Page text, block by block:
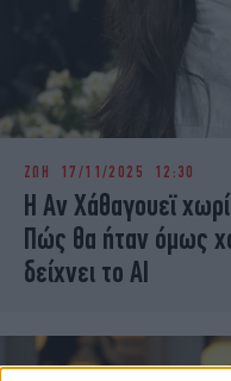
ΖΩΗ 17/11/2025 12:30
Η Αν Χάθαγουεϊ
Πώς θα ήταν όμως
δείχνει το AI